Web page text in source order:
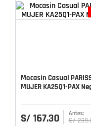
Mocasin Casual
MUJER KA25Q1-PAX
S/ 167.30 S/ 239.